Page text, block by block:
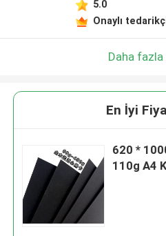
5.0
Onaylı
Daha
En İyi
620 *
110g A4